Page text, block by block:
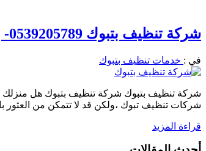
شركة تنظيف بتبوك 0539205789- بافضل الاسعار وخدمات احترافية
في : خدمات تنظيف بتبوك
شركة تنظيف بتبوك شركة تنظيف بتبوك هل منزلك
شركات تنظيف تبوك ،ولكن قد لا تتمكن من العثور
قراءة المزيد